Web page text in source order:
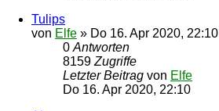
Tulips
von Elfe » Do 16. Apr 2020, 22:10
0 Antworten
8159 Zugriffe
Letzter Beitrag von Elfe
Do 16. Apr 2020, 22:10